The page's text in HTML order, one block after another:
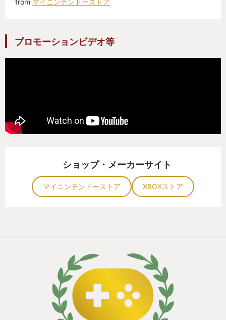
from マイニンテンドーストア
プロモーションビデオ等
ショップ・メーカーサイト
マイニンテンドーストア XBOXストア